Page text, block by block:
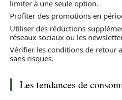
limiter à une seule option.
Profiter des promotions en
Utiliser des réductions
réseaux sociaux ou les
Vérifier les conditions de retour
sans risques.
Les tendances de